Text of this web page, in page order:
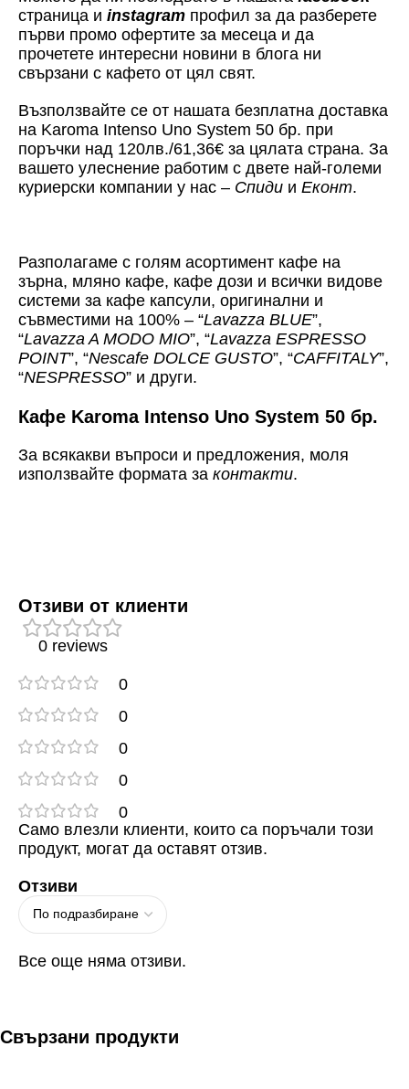
страница и instagram профил за да разберете
първи промо офертите за месеца и да
прочетете интересни новини в блога ни
свързани с кафето от цял свят.
Възползвайте се от нашата безплатна доставка
на Karoma Intenso Uno System 50 бр. при
поръчки над 120лв./61,36€ за цялата страна. За
вашето улеснение работим с двете най-големи
куриерски компании у нас – Спиди и Еконт.
Разполагаме с голям асортимент кафе на
зърна, мляно кафе, кафе дози и всички видове
системи за кафе капсули, оригинални и
съвместими на 100% – “Lavazza BLUE”,
“Lavazza A MODO MIO”, “Lavazza ESPRESSO
POINT”, “Nescafe DOLCE GUSTO”, “CAFFITALY”,
“NESPRESSO” и други.
Кафе Karoma Intenso Uno System 50 бр.
За всякакви въпроси и предложения, моля
използвайте формата за контакти.
Отзиви от клиенти
0 reviews
0
0
0
0
0
Отзиви
Все още няма отзиви.
Само влезли клиенти, които са поръчали този
продукт, могат да оставят отзив.
Свързани продукти